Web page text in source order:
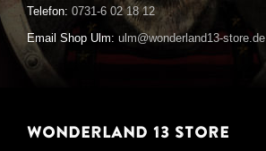
Telefon: 0731-6 02 18 12
Email Shop Ulm: ulm@wonderland13-store.de
WONDERLAND 13 STORE